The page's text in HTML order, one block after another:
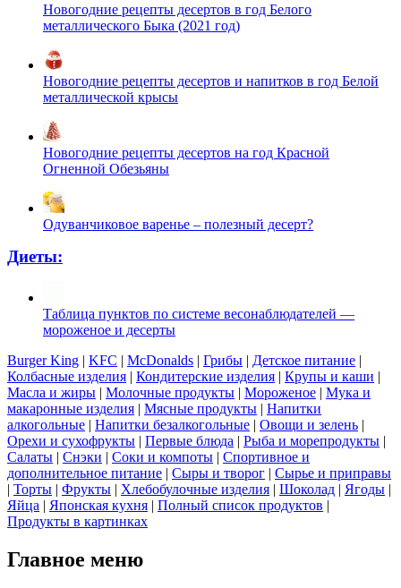
Новогодние рецепты десертов в год Белого
металлического Быка (2021 год)
Новогодние рецепты десертов и напитков в год Белой
металлической крысы
Новогодние рецепты десертов на год Красной
Огненной Обезьяны
Одуванчиковое варенье – полезный десерт?
Диеты:
Таблица пунктов по системе весонаблюдателей —
мороженое и десерты
Burger King | KFC | McDonalds | Грибы | Детское питание |
Колбасные изделия | Кондитерские изделия | Крупы и каши |
Масла и жиры | Молочные продукты | Мороженое | Мука и
макаронные изделия | Мясные продукты | Напитки
алкогольные | Напитки безалкогольные | Овощи и зелень |
Орехи и сухофрукты | Первые блюда | Рыба и морепродукты |
Салаты | Снэки | Соки и компоты | Спортивное и
дополнительное питание | Сыры и творог | Сырье и приправы
| Торты | Фрукты | Хлебобулочные изделия | Шоколад | Ягоды |
Яйца | Японская кухня | Полный список продуктов |
Продукты в картинках
Главное меню